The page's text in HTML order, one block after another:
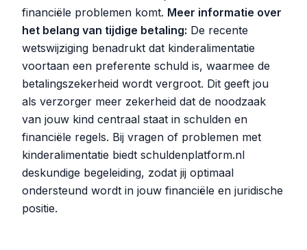
financiële problemen komt. Meer informatie over
het belang van tijdige betaling: De recente
wetswijziging benadrukt dat kinderalimentatie
voortaan een preferente schuld is, waarmee de
betalingszekerheid wordt vergroot. Dit geeft jou
als verzorger meer zekerheid dat de noodzaak
van jouw kind centraal staat in schulden en
financiële regels. Bij vragen of problemen met
kinderalimentatie biedt schuldenplatform.nl
deskundige begeleiding, zodat jij optimaal
ondersteund wordt in jouw financiële en juridische
positie.